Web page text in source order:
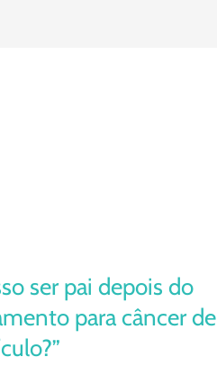
ser pai depois do
para câncer de